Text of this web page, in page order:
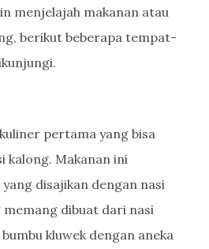
menjelajah makanan atau
berikut beberapa tempat-
pertama yang bisa
kalong. Makanan ini
disajikan dengan nasi
dibuat dari nasi
kluwek dengan aneka